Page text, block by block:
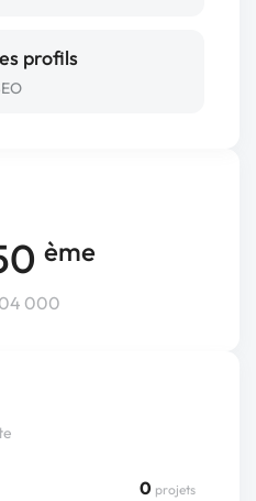
ème
000
0 projets
profils